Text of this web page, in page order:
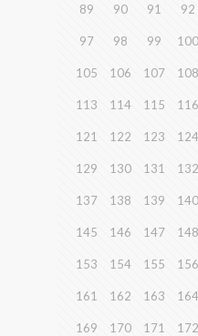
89 90 91 92
97 98 99 100
105 106 107 108
113 114 115 116
121 122 123 124
129 130 131 132
137 138 139 140
145 146 147 148
153 154 155 156
161 162 163 164
169 170 171 172